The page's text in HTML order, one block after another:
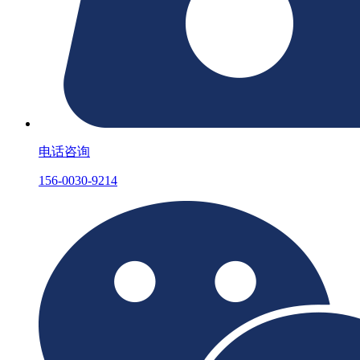
电话咨询
156-0030-9214